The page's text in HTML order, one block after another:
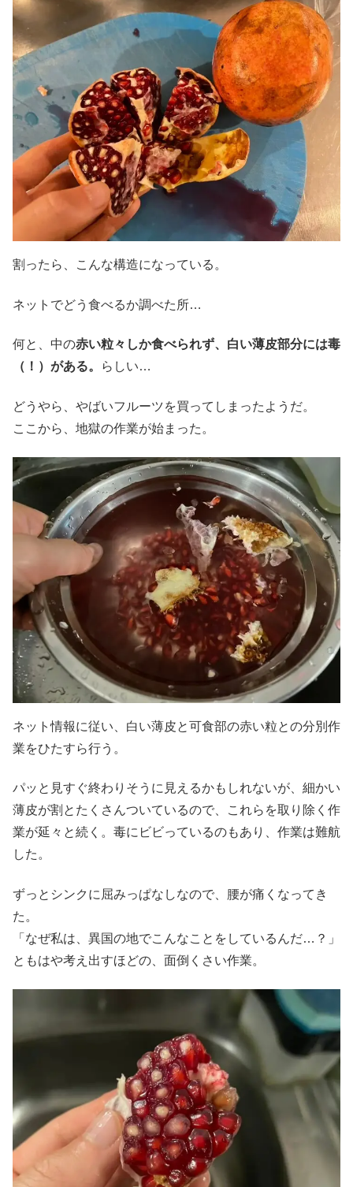
割ったら、こんな構造になっている。
ネットでどう食べるか調べた所…
何と、中の赤い粒々しか食べられず、白い薄皮部分には毒
（！）がある。
らしい…
どうやら、やばいフルーツを買ってしまったようだ。
ここから、地獄の作業が始まった。
ネット情報に従い、白い薄皮と可食部の赤い粒との分別作
業をひたすら行う。
パッと見すぐ終わりそうに見えるかもしれないが、細かい
薄皮が割とたくさんついているので、これらを取り除く作
業が延々と続く。毒にビビっているのもあり、作業は難航
した。
ずっとシンクに屈みっぱなしなので、腰が痛くなってき
た。
「なぜ私は、異国の地でこんなことをしているんだ…？」
ともはや考え出すほどの、面倒くさい作業。